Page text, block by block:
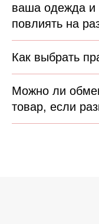
ваша одежда и
повлиять на
Как выбрать
Можно ли
товар, если